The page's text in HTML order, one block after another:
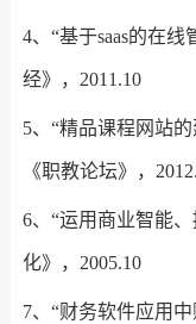
4、“基于saas的在
经》，2011.10
5、“精品课程网站
《职教论坛》，
6、“运用商业智能
化》，2005.10
7、“财务软件应用